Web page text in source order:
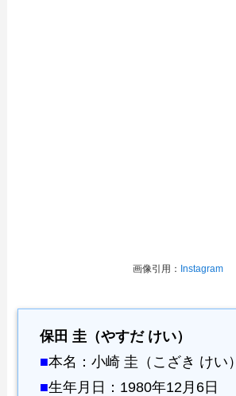
画像引用： Instagram
保田 圭（やすだ けい）
■本名：小崎 圭（こざき けい）
■生年月日：1980年12月6日